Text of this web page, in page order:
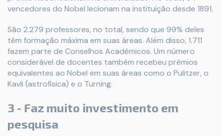
vencedores do Nobel lecionam na instituição desde 1891.
São 2.279 professores, no total, sendo que 99% deles
têm formação máxima em suas áreas. Além disso, 1.711
fazem parte de Conselhos Acadêmicos. Um número
considerável de docentes também recebeu prêmios
equivalentes ao Nobel em suas áreas como o Pulitzer, o
Kavli (astrofísica) e o Turning.
3 - Faz muito investimento em
pesquisa